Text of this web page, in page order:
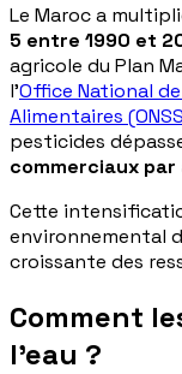
Le Maroc a
5 entre 1990 et
agricole du Plan
l'Office National
Alimentaires
pesticides
commerciaux par
Cette
environnemental
croissante des
Comment
l'eau ?